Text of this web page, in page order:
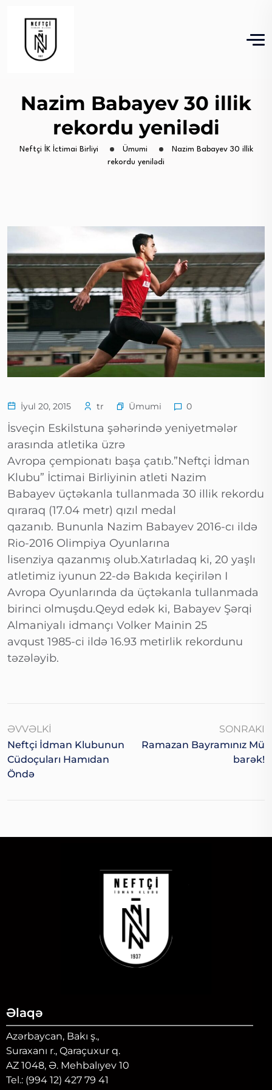
Nazim Babayev 30 illik
rekordu yenilədi
Neftçi İK İctimai Birliyi Ümumi
Nazim Babayev 30 illik
rekordu yenilədi
İyul 20, 2015 tr Ümumi 0
İsveçin Eskilstuna şəhərində yeniyetmələr
arasında atletika üzrə
Avropa çempionatı başa çatıb.”Neftçi İdman
Klubu” İctimai Birliyinin atleti Nazim
Babayev üçtəkanla tullanmada 30 illik rekordu
qıraraq (17.04 metr) qızıl medal
qazanıb. Bununla Nazim Babayev 2016-cı ildə
Rio-2016 Olimpiya Oyunlarına
lisenziya qazanmış olub.Xatırladaq ki, 20 yaşlı
atletimiz iyunun 22-də Bakıda keçirilən I
Avropa Oyunlarında da üçtəkanla tullanmada
birinci olmuşdu.Qeyd edək ki, Babayev Şərqi
Almaniyalı idmançı Volker Mainin 25
avqust 1985-ci ildə 16.93 metirlik rekordunu
təzələyib.
ƏVVƏLKI
Neftçi İdman Klubunun
Cüdoçuları Hamıdan
Öndə
SONRAKI
Ramazan Bayramınız Mü
Barək!
Əlaqə
Azərbaycan, Bakı ş.,
Suraxanı r., Qaraçuxur q.
AZ 1048, Ə. Mehbalıyev 10
Tel.: (994 12) 427 79 41